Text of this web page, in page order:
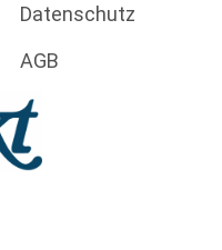
Datenschutz
AGB